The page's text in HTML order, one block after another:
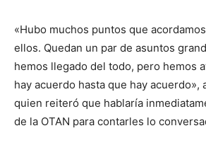
«Hubo muchos puntos que
ellos. Quedan un par de asuntos
hemos llegado del todo, pero hemos
hay acuerdo hasta que hay acuerdo»,
quien reiteró que hablaría
de la OTAN para contarles lo